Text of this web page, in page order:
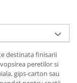
destinata finisarii
peretilor si
gips-carton sau